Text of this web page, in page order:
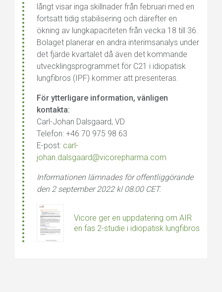
långt visar inga skillnader från februari med en
fortsatt tidig stabilisering och därefter en
ökning av lungkapaciteten från vecka 18 till 36.
Bolaget planerar en andra interimsanalys under
det fjärde kvartalet då även det kommande
utvecklingsprogrammet för C21 i idiopatisk
lungfibros (IPF) kommer att presenteras.
För ytterligare information, vänligen
kontakta:
Carl-Johan Dalsgaard, VD
Telefon: +46 70 975 98 63
E-post: carl-
johan.dalsgaard@vicorepharma.com
Informationen lämnades för offentliggörande
den 2 september 2022 kl 08:00 CET.
Vicore ger en uppdatering om AIR
en fas 2-studie i idiopatisk lungfibros